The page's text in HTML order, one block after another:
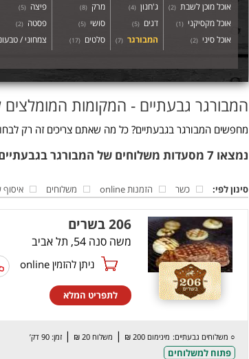
אוכל מוכן לשבת (
2
)
אוכל מקסיקני (
1
)
אוכל סיני (
2
)
ג'חנון (
4
)
דגים (
5
)
המבורגר (
7
)
מרק (
8
)
סושי (
5
)
סלטים (
17
)
פיצה (
5
)
פסטה (
2
)
צמחוני /
המבורגר גבעתיים - המקומות המומלצים
מחפשים המבורגר בגבעתיים? כל מה שאתם צריכים זה רק
נמצאו 7 מסעדות משלוחים של המבורגר בגבעתיים
סינון לפי: כשר הזמנות online משלוחים איסוף
206 בשרים
משה סנה 54, תל אביב
ניתן להזמין online
לתפריט המלא
○ משלוחים גבעתיים: מינימום 200 ₪ | משלוח 20 ₪ | זמן: 90 דק’
פתוח למשלוחים